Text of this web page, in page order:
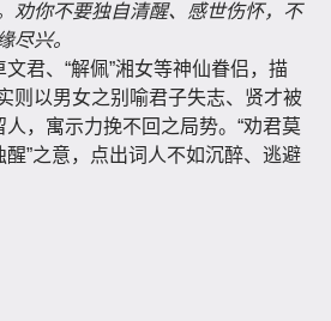
劝你不要独自清醒、感世伤怀，不
尽兴。
文君、“解佩”湘女等神仙眷侣，描
则以男女之别喻君子失志、贤才被
人，寓示力挽不回之局势。“劝君莫
醒”之意，点出词人不如沉醉、逃避